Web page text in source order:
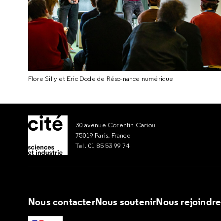
Flore Silly et Eric Dode de Réso-nance numérique
30 avenue Corentin Cariou
75019 Paris, France
Tel. 01 85 53 99 74
Nous contacterNous soutenirNous rejoindre